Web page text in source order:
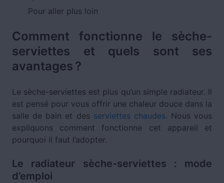
Pour aller plus loin
Comment fonctionne le sèche-
serviettes et quels sont ses
avantages ?
Le sèche-serviettes est plus qu’un simple radiateur. Il
est pensé pour vous offrir une chaleur douce dans la
salle de bain et des serviettes chaudes. Nous vous
expliquons comment fonctionne cet appareil et
pourquoi il faut l’adopter.
Le radiateur sèche-serviettes : mode
d’emploi